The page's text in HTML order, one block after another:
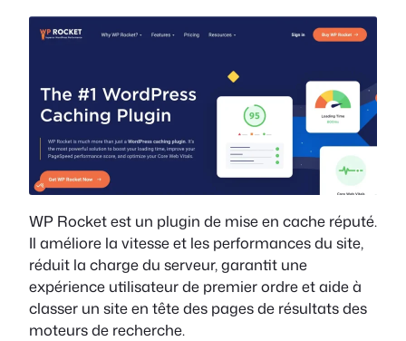
WP Rocket est un plugin de mise en cache réputé.
Il améliore la vitesse et les performances du site,
réduit la charge du serveur, garantit une
expérience utilisateur de premier ordre et aide à
classer un site en tête des pages de résultats des
moteurs de recherche.